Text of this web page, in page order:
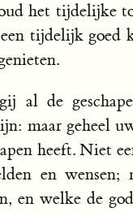
het tijdelijke
tijdelijk goed
al de
maar geheel
heeft. Niet
en
en welke de